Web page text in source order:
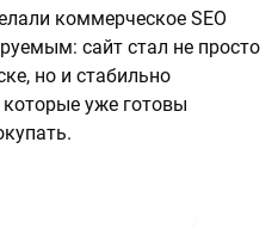
коммерческое SEO
сайт стал не просто
но и стабильно
которые уже готовы